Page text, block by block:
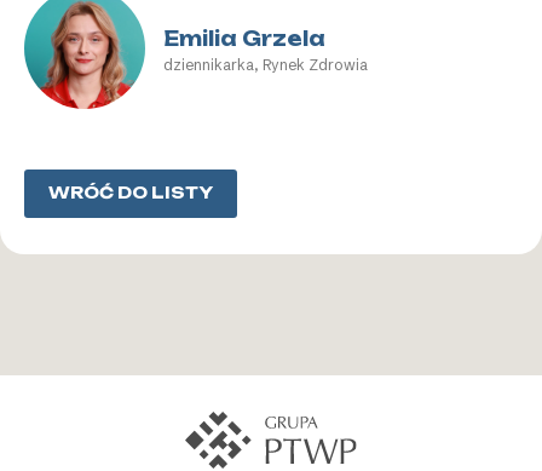
Emilia Grzela
dziennikarka, Rynek Zdrowia
WRÓĆ DO LISTY